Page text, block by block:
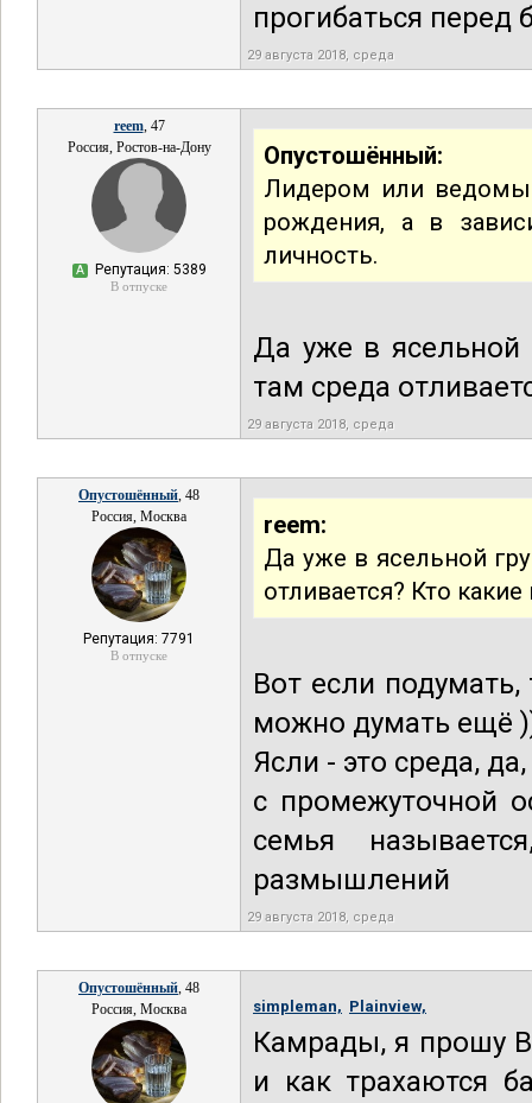
прогибаться перед
29 августа 2018, среда
reem, 47
Россия, Ростов-на-Дону
А Репутация: 5389
В отпуске
Опустошённый:
Лидером или
рождения, а в
личность.
Да уже в ясельной
там среда
29 августа 2018, среда
Опустошённый, 48
Россия, Москва
Репутация: 7791
В отпуске
reem:
Да уже в ясельной
отливается? Кто
Вот если
можно думать ещё
Ясли - это среда,
с промежуточной
семья
размышлений
29 августа 2018, среда
Опустошённый, 48
Россия, Москва
simpleman, Plainview,
Камрады, я прошу
и как трахаются